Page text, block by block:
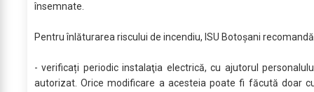
însemnate.
Pentru înlăturarea riscului de incendiu, ISU Botoșani
- verificați periodic instalaţia electrică, cu ajutorul
autorizat. Orice modificare a acesteia poate fi făcută doar